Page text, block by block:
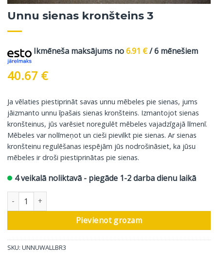
Unnu sienas kronšteins 3
Ikmēneša maksājums no6.91 €/ 6 mēnešiem
40.67 €
Ja vēlaties piestiprināt savas unnu mēbeles pie sienas, jums
jāizmanto unnu īpašais sienas kronšteins. Izmantojot sienas
kronšteinus, jūs varēsiet noregulēt mēbeles vajadzīgajā līmenī.
Mēbeles var nolīmeņot un cieši pievilkt pie sienas. Ar sienas
kronšteinu regulēšanas iespējām jūs nodrošināsiet, ka jūsu
mēbeles ir droši piestiprinātas pie sienas.
4 veikalā noliktavā - piegāde 1-2 darba dienu laikā
Unnu sienas kronšteins 3 daudzums
Pievienot grozam
SKU: UNNUWALLBR3